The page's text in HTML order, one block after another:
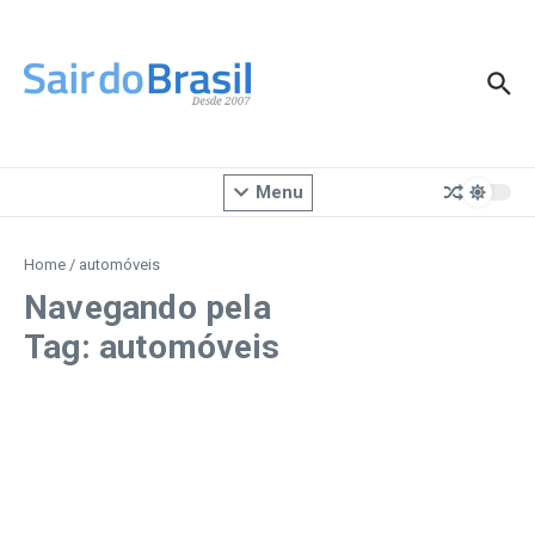
Menu
Home / automóveis
Navegando pela
Tag: automóveis